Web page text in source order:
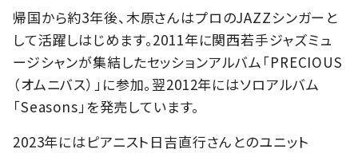
帰国から約3年後、木原さんはプロのJAZZシンガーと
して活躍しはじめます。2011年に関西若手ジャズミュ
ージシャンが集結したセッションアルバム「PRECIOUS
（オムニバス）」に参加。翌2012年にはソロアルバム
「Seasons」を発売しています。
2023年にはピアニスト日吉直行さんとのユニット